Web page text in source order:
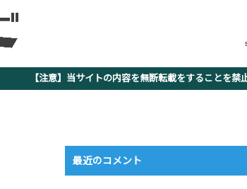
【注意】当サイトの内容を無断転載をすることを禁止
最近のコメント